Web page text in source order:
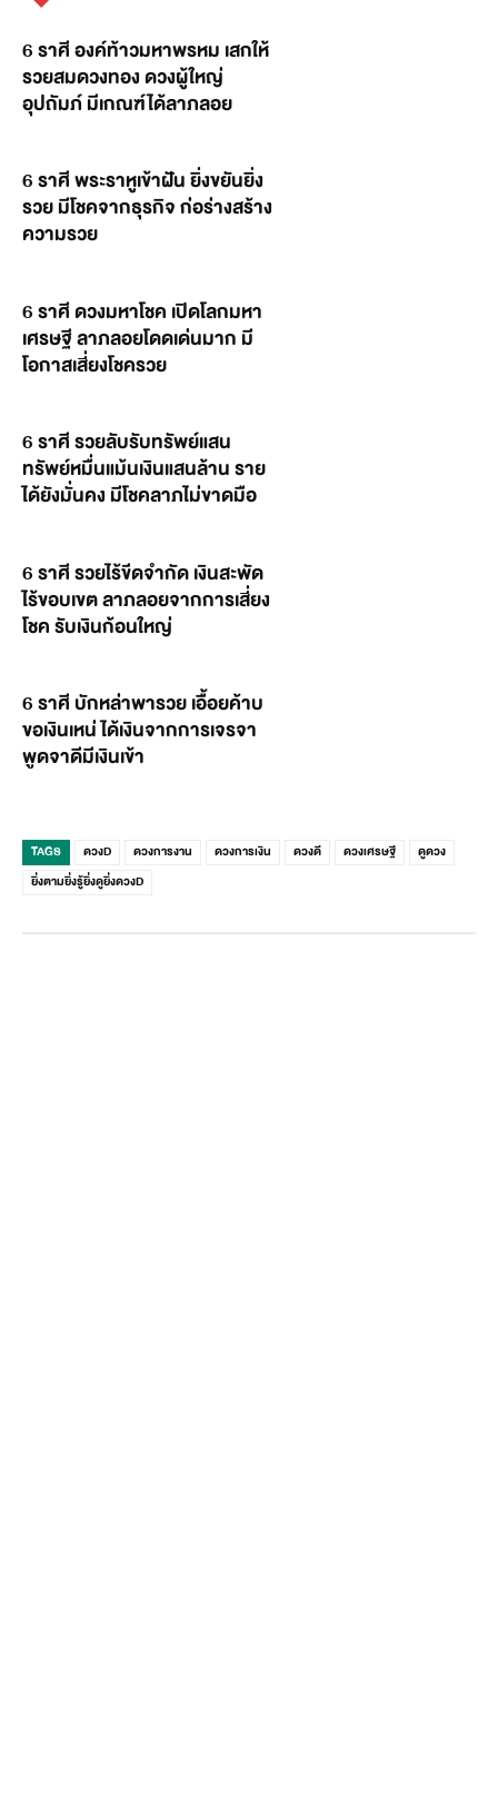
6 ราศี องค์ท้าวมหาพรหม เสกให้
รวยสมดวงทอง ดวงผู้ใหญ่
อุปถัมภ์ มีเกณฑ์ได้ลาภลอย
6 ราศี พระราหูเข้าฝัน ยิ่งขยันยิ่ง
รวย มีโชคจากธุรกิจ ก่อร่างสร้าง
ความรวย
6 ราศี ดวงมหาโชค เปิดโลกมหา
เศรษฐี ลาภลอยโดดเด่นมาก มี
โอกาสเสี่ยงโชครวย
6 ราศี รวยลับรับทรัพย์แสน
ทรัพย์หมื่นแม้นเงินแสนล้าน ราย
ได้ยังมั่นคง มีโชคลาภไม่ขาดมือ
6 ราศี รวยไร้ขีดจำกัด เงินสะพัด
ไร้ขอบเขต ลาภลอยจากการเสี่ยง
โชค รับเงินก้อนใหญ่
6 ราศี บักหล่าพารวย เอื้อยค้าบ
ขอเงินเหน่ ได้เงินจากการเจรจา
พูดจาดีมีเงินเข้า
TAGS ดวงD ดวงการงาน ดวงการเงิน ดวงดี ดวงเศรษฐี
ดูดวง
ยิ่งตามยิ่งรู้ยิ่งดูยิ่งดวงD